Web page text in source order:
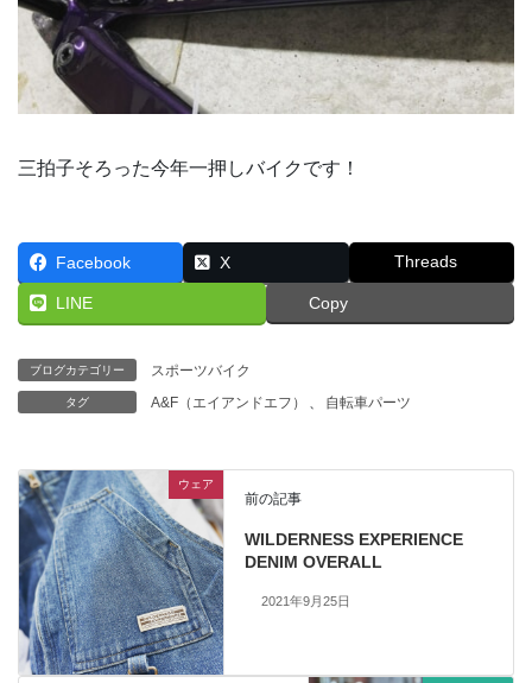
三拍子そろった今年一押しバイクです！
Facebook X Threads
LINE Copy
ブログカテゴリー スポーツバイク
タグ A&F（エイアンドエフ） 、 自転車パーツ
ウェア
前の記事
WILDERNESS EXPERIENCE
DENIM OVERALL
2021年9月25日